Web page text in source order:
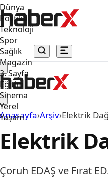
Dünya
Politika
Teknoloji
Spor
Sağlık
Magazin
3. Sayfa
Eğitim
Sinema
Yerel
Yaşam
Anasayfa›Arşiv›Elektrik
Elektrik
Çoruh EDAŞ ve Fırat